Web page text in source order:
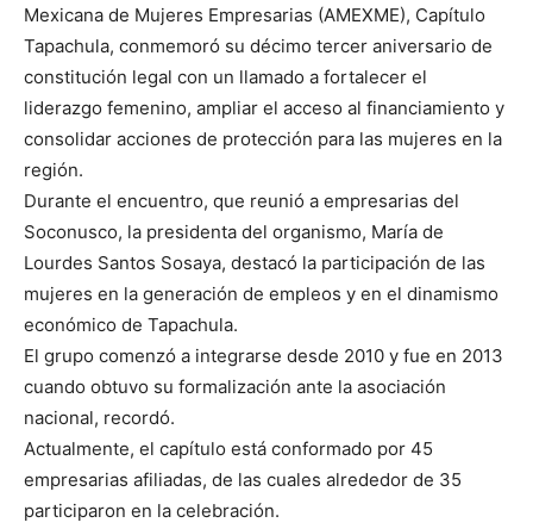
Mexicana de Mujeres Empresarias (AMEXME), Capítulo
Tapachula, conmemoró su décimo tercer aniversario de
constitución legal con un llamado a fortalecer el
liderazgo femenino, ampliar el acceso al financiamiento y
consolidar acciones de protección para las mujeres en la
región.
Durante el encuentro, que reunió a empresarias del
Soconusco, la presidenta del organismo, María de
Lourdes Santos Sosaya, destacó la participación de las
mujeres en la generación de empleos y en el dinamismo
económico de Tapachula.
El grupo comenzó a integrarse desde 2010 y fue en 2013
cuando obtuvo su formalización ante la asociación
nacional, recordó.
Actualmente, el capítulo está conformado por 45
empresarias afiliadas, de las cuales alrededor de 35
participaron en la celebración.